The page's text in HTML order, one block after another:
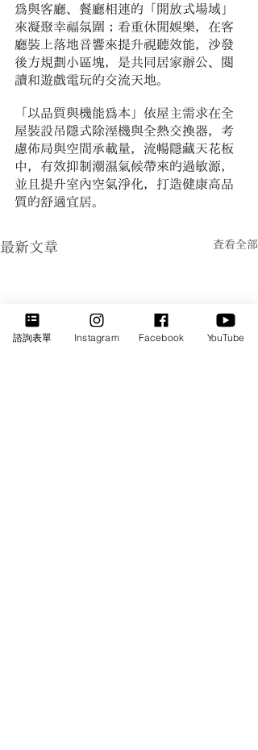
為與客廳、餐廳相連的「開放式場域」
來凝聚幸福氛圍；看重休閒娛樂，在客
廳裝上落地音響來提升視聽效能，沙發
後方規劃小區塊，是共同居家辦公、閱
讀和遊戲電玩的交流天地。
「以品質與機能為本」依屋主需求在全
屋裝設吊隱式除溼機與全熱交換器，考
慮佈局與空間承載量，流暢隱藏天花板
中，有效抑制潮濕氣候帶來的過敏源，
並且提升室內空氣淨化，打造健康高品
質的舒適宜居。
最新文章 查看全部
諮詢表單 Instagram Facebook YouTube